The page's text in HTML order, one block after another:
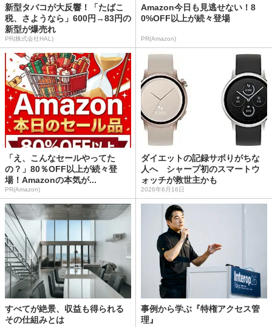
新型タバコが大反響！「たばこ
税、さようなら」600円→83円の
新型が爆売れ
PR(株式会社HAL)
Amazon今日も見逃せない！8
0%OFF以上が続々登場
PR(Amazon)
「え、こんなセールやってた
の？」80％OFF以上が続々登
場！Amazonの本気が...
PR(Amazon)
ダイエットの記録サボりがちな
人へ シャープ初のスマートウ
ォッチが救世主かも
2026年6月16日
すべてが絶景、収益も得られる
その仕組みとは
事例から学ぶ『特権アクセス管
理』